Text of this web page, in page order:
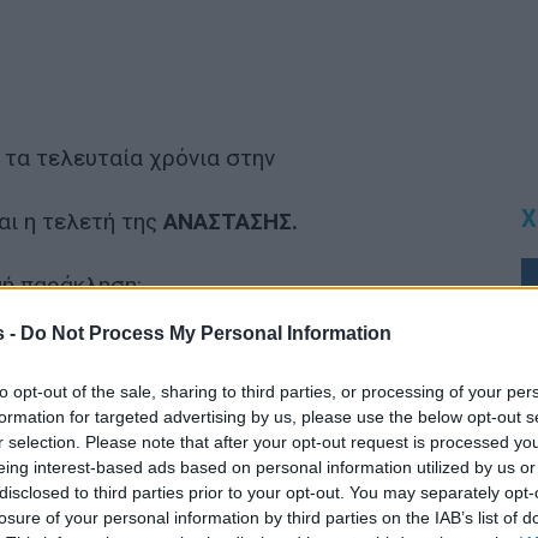
- Do Not Process My Personal Information
opt-out of the sale, sharing to third parties, or processing of your
for targeted advertising by us, please use the below opt-out
selection. Please note that after your opt-out request is processed
interest-based ads based on personal information utilized by us
to third parties prior to your opt-out. You may separately
of your personal information by third parties on the IAB’s list of
τελευταία χρόνια στην
η τελετή της ΑΝΑΣΤΑΣΗΣ.
παράκληση:
ΣΚΟΥΠΙΔΙΑ
ΧΩΡΙΟΥ ΚΑΙ ΕΞΩ ΑΠΟ ΤΟΥΣ ΚΑΔΟΥΣ
ΥΠΑΡΧΟΥΝ.
θέμα συλλογικής ευθύνης και οφείλει